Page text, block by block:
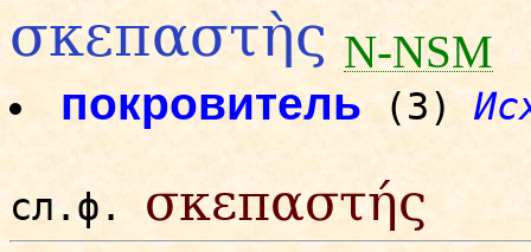
σκεπαστὴς N-NSM
покровитель (3)
сл.ф. σκεπαστής